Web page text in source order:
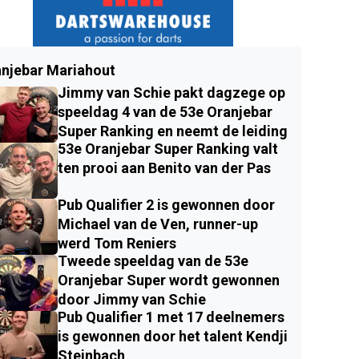
Mariahout
Jimmy van Schie pakt dagzege op
speeldag 4 van de 53e Oranjebar
Super Ranking en neemt de leiding
53e Oranjebar Super Ranking valt
ten prooi aan Benito van der Pas
Pub Qualifier 2 is gewonnen door
Michael van de Ven, runner-up
werd Tom Reniers
Tweede speeldag van de 53e
Oranjebar Super wordt gewonnen
door Jimmy van Schie
Pub Qualifier 1 met 17 deelnemers
is gewonnen door het talent Kendji